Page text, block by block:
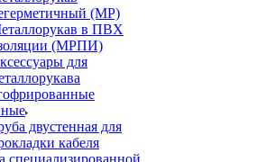
(МР)
в ПВХ
(МРПИ)
для
двустенная для
кабеля
специализированной